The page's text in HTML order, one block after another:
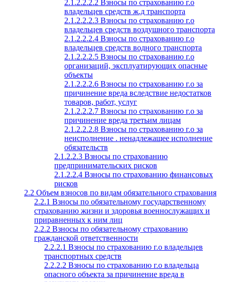
2.1.2.2.2.2 Взносы по страхованию г.о
владельцев средств ж.д транспорта
2.1.2.2.2.3 Взносы по страхованию г.о
владельцев средств воздушного транспорта
2.1.2.2.2.4 Взносы по страхованию г.о
владельцев средств водного транспорта
2.1.2.2.2.5 Взносы по страхованию г.о
организаций, эксплуатирующих опасные
объекты
2.1.2.2.2.6 Взносы по страхованию г.о за
причинение вреда вследствие недостатков
товаров, работ, услуг
2.1.2.2.2.7 Взносы по страхованию г.о за
причинение вреда третьим лицам
2.1.2.2.2.8 Взносы по страхованию г.о за
неисполнение . ненадлежащее исполнение
обязательств
2.1.2.2.3 Взносы по страхованию
предпринимательских рисков
2.1.2.2.4 Взносы по страхованию финансовых
рисков
2.2 Объем взносов по видам обязательного страхования
2.2.1 Взносы по обязательному государственному
страхованию жизни и здоровья военнослужащих и
приравненных к ним лиц
2.2.2 Взносы по обязательному страхованию
гражданской ответственности
2.2.2.1 Взносы по страхованию г.о владельцев
транспортных средств
2.2.2.2 Взносы по страхованию г.о владельца
опасного объекта за причинение вреда в